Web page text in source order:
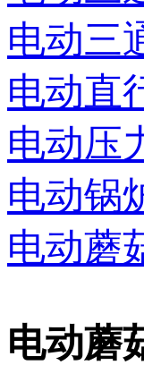
电动三
电动直
电动压
电动锅
电动蘑
电动蘑